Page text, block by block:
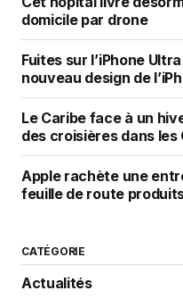
domicile par drone
Fuites sur l’iPhone
nouveau design de
Le Caribe face à un
des croisières dans les
Apple rachète une
feuille de route
CATÉGORIE
Actualités